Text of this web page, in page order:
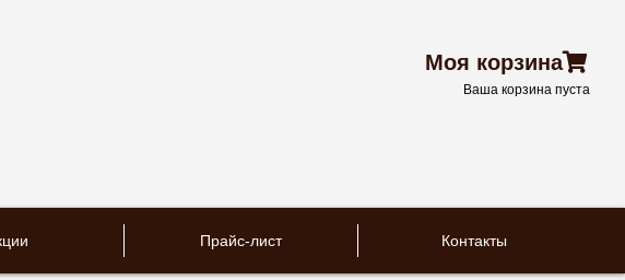
Моя корзина
Ваша корзина пуста
Прайс-лист Контакты